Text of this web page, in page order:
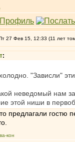
27 Фев 15, 12:33 (11 лет
:
"Зависли"
неведомый нам
этой ниши в
предлагали гостю
кон